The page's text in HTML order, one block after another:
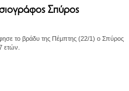
Σπύρος
το βράδυ της Πέμπτης (22/1) ο Σπύρος
ετών.